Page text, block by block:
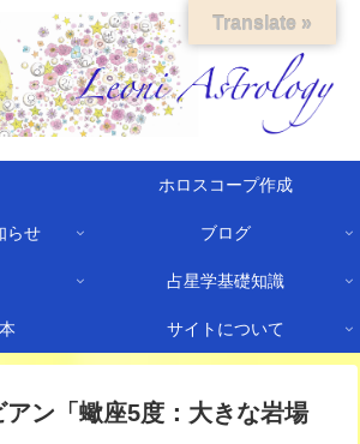
ホロスコープ作成
らせ ブログ
占星学基礎知識
サイトについて
ン「蠍座5度：大きな岩場
Translate »